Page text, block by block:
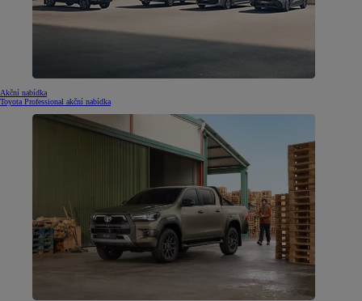
Akční nabídka
Toyota Professional akční nabídka